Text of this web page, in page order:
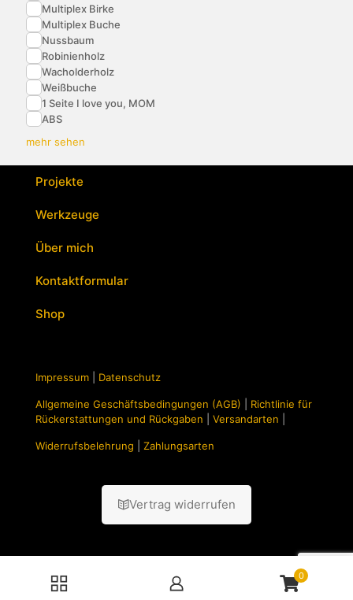
Multiplex Birke
Multiplex Buche
Nussbaum
Robinienholz
Wacholderholz
Weißbuche
1 Seite I love you, MOM
ABS
mehr sehen
Projekte
Werkzeuge
Über mich
Kontaktformular
Shop
Impressum Datenschutz
Allgemeine Geschäftsbedingungen (AGB)
Richtlinie für
Rückerstattungen und Rückgaben
Versandarten
Widerrufsbelehrung Zahlungsarten
Vertrag widerrufen
0